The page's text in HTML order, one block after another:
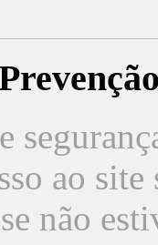
ao
não